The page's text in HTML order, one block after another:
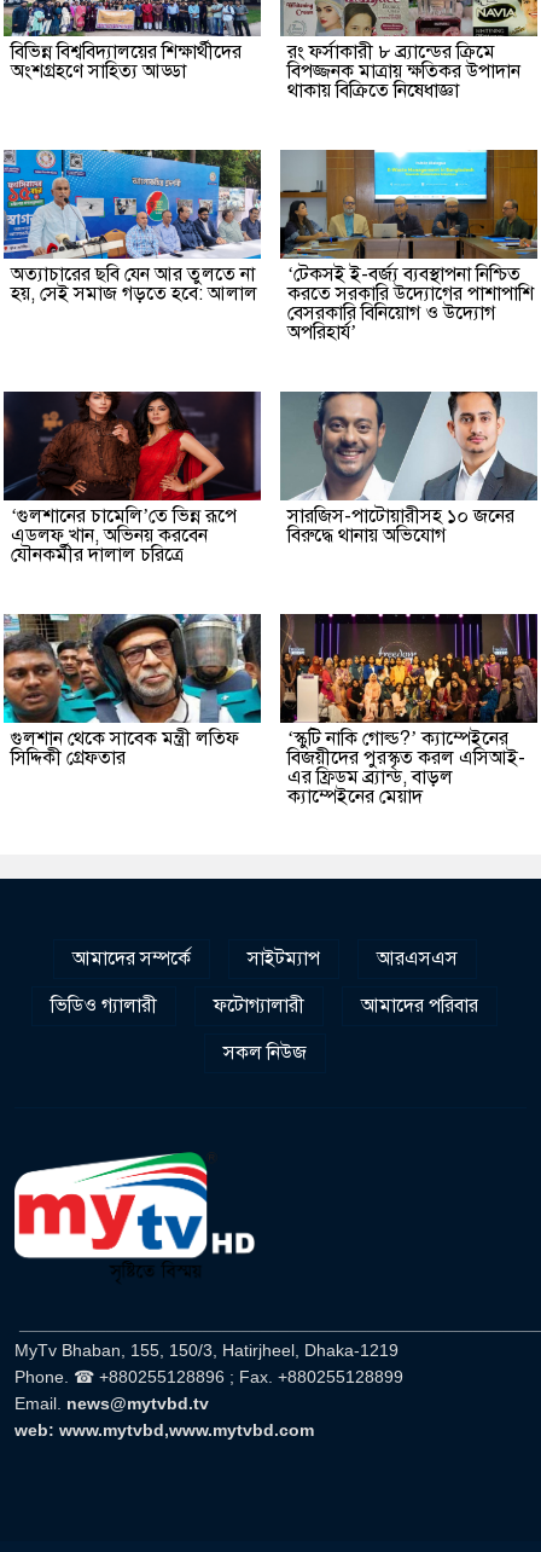
বিভিন্ন বিশ্ববিদ্যালয়ের শিক্ষার্থীদের
অংশগ্রহণে সাহিত্য আড্ডা
রং ফর্সাকারী ৮ ব্র্যান্ডের ক্রিমে
বিপজ্জনক মাত্রায় ক্ষতিকর উপাদান
থাকায় বিক্রিতে নিষেধাজ্ঞা
অত্যাচারের ছবি যেন আর তুলতে না
হয়, সেই সমাজ গড়তে হবে: আলাল
‘টেকসই ই-বর্জ্য ব্যবস্থাপনা নিশ্চিত
করতে সরকারি উদ্যোগের পাশাপাশি
বেসরকারি বিনিয়োগ ও উদ্যোগ
অপরিহার্য’
‘গুলশানের চামেলি’তে ভিন্ন রূপে
এডলফ খান, অভিনয় করবেন
যৌনকর্মীর দালাল চরিত্রে
সারজিস-পাটোয়ারীসহ ১০ জনের
বিরুদ্ধে থানায় অভিযোগ
গুলশান থেকে সাবেক মন্ত্রী লতিফ
সিদ্দিকী গ্রেফতার
‘স্কুটি নাকি গোল্ড?’ ক্যাম্পেইনের
বিজয়ীদের পুরস্কৃত করল এসিআই-
এর ফ্রিডম ব্র্যান্ড, বাড়ল
ক্যাম্পেইনের মেয়াদ
আমাদের সম্পর্কে সাইটম্যাপ
আরএসএস
ভিডিও গ্যালারী
ফটোগ্যালারী
আমাদের পরিবার
সকল নিউজ
MyTv Bhaban, 155, 150/3, Hatirjheel, Dhaka-1219
Phone. ☎ +880255128896 ; Fax. +880255128899
Email. news@mytvbd.tv
web: www.mytvbd,www.mytvbd.com